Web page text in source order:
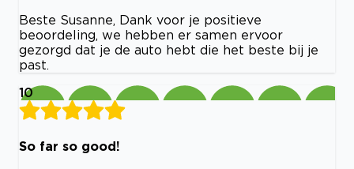
Beste Susanne, Dank voor je positieve
beoordeling, we hebben er samen ervoor
gezorgd dat je de auto hebt die het beste bij je
past.
10
So far so good!